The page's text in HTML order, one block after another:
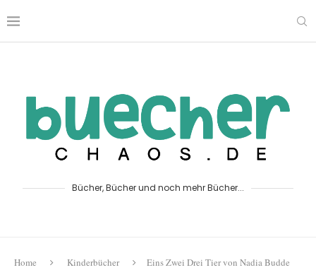
Bücher, Bücher und noch mehr Bücher...
Home Kinderbücher Eins Zwei Drei Tier von Nadia Budde